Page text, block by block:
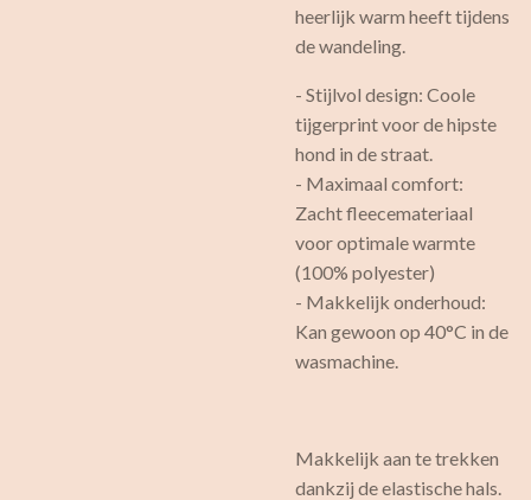
heerlijk warm heeft tijdens
de wandeling.
- Stijlvol design: Coole
tijgerprint voor de hipste
hond in de straat.
- Maximaal comfort:
Zacht fleecemateriaal
voor optimale warmte
(100% polyester)
- Makkelijk onderhoud:
Kan gewoon op 40°C in de
wasmachine.
Makkelijk aan te trekken
dankzij de elastische hals.